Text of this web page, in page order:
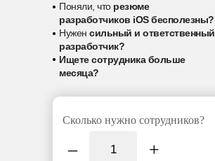
Поняли, что резюме
разработчиков iOS бесполезны?
Нужен сильный и ответственный
разработчик?
Ищете сотрудника больше
месяца?
•
•
•
Сколько нужно сотрудников?
– +